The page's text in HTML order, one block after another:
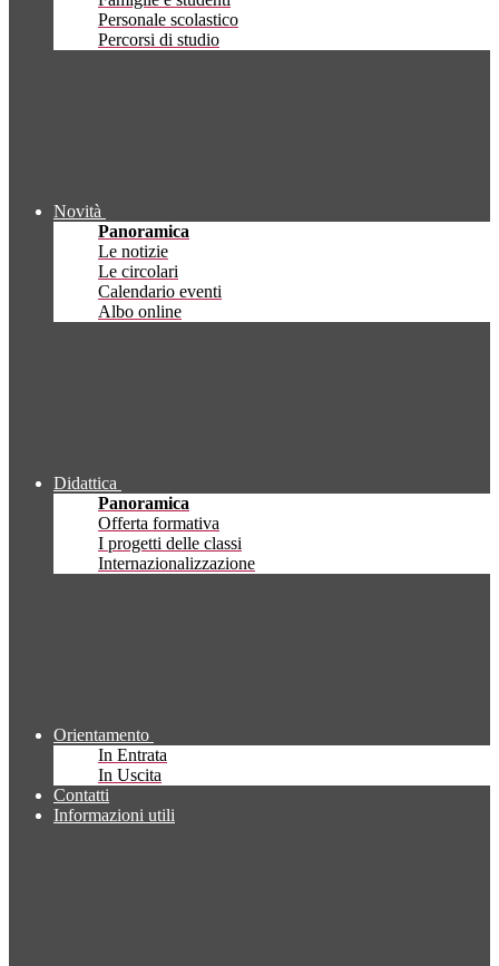
Personale scolastico
Percorsi di studio
Novità
Panoramica
Le notizie
Le circolari
Calendario eventi
Albo online
Didattica
Panoramica
Offerta formativa
I progetti delle classi
Internazionalizzazione
Orientamento
In Entrata
In Uscita
Contatti
Informazioni utili